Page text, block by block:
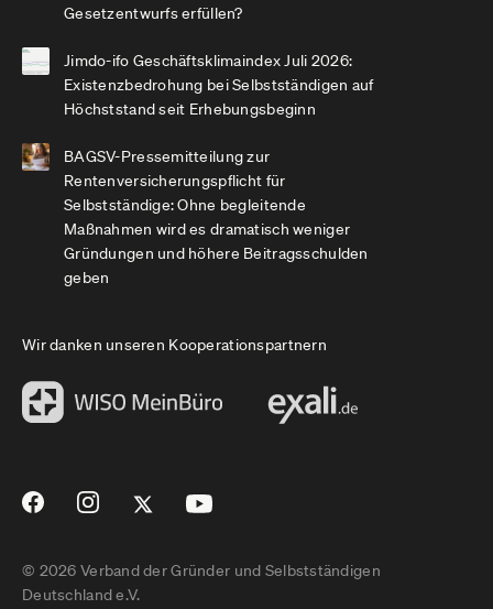
Gesetzentwurfs erfüllen?
Jimdo-ifo Geschäftsklimaindex Juli 2026:
Existenzbedrohung bei Selbstständigen auf
Höchststand seit Erhebungsbeginn
BAGSV-Pressemitteilung zur
Rentenversicherungspflicht für
Selbstständige: Ohne begleitende
Maßnahmen wird es dramatisch weniger
Gründungen und höhere Beitragsschulden
geben
Wir danken unseren Kooperationspartnern
© 2026 Verband der Gründer und Selbstständigen
Deutschland e.V.